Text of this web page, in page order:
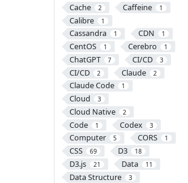
Cache 2 Caffeine 1
Calibre 1
Cassandra 1 CDN 1
CentOS 1 Cerebro 1
ChatGPT 7 CI/CD 3
CI/CD 2 Claude 2
Claude Code 1
Cloud 3
Cloud Native 2
Code 1 Codex 3
Computer 5 CORS 1
CSS 69 D3 18
D3.js 21 Data 11
Data Structure 3